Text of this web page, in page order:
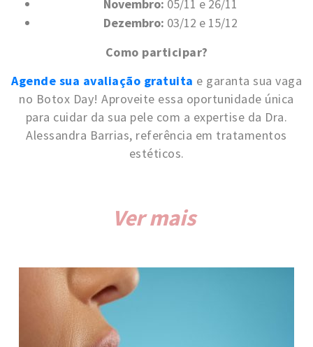
Novembro: 05/11 e 26/11
Dezembro: 03/12 e 15/12
Como participar?
Agende sua avaliação gratuita e garanta sua vaga
no Botox Day! Aproveite essa oportunidade única
para cuidar da sua pele com a expertise da Dra.
Alessandra Barrias, referência em tratamentos
estéticos.
Ver mais